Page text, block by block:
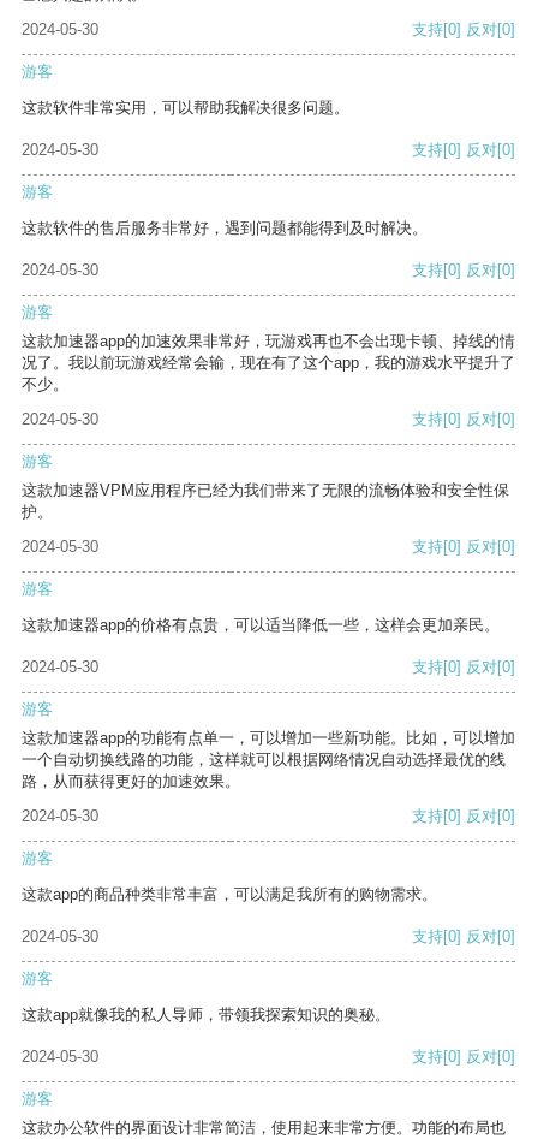
2024-05-30
支持[0] 反对[0]
游客
这款软件非常实用，可以帮助我解决很多问题。
2024-05-30 支持[0] 反对[0]
游客
这款软件的售后服务非常好，遇到问题都能得到及时解决。
2024-05-30 支持[0] 反对[0]
游客
这款加速器app的加速效果非常好，玩游戏再也不会出现卡顿、掉线的情
况了。我以前玩游戏经常会输，现在有了这个app，我的游戏水平提升了
不少。
2024-05-30
支持[0] 反对[0]
游客
这款加速器VPM应用程序已经为我们带来了无限的流畅体验和安全性保
护。
2024-05-30
支持[0] 反对[0]
游客
这款加速器app的价格有点贵，可以适当降低一些，这样会更加亲民。
2024-05-30 支持[0] 反对[0]
游客
这款加速器app的功能有点单一，可以增加一些新功能。比如，可以增加
一个自动切换线路的功能，这样就可以根据网络情况自动选择最优的线
路，从而获得更好的加速效果。
2024-05-30
支持[0] 反对[0]
游客
这款app的商品种类非常丰富，可以满足我所有的购物需求。
2024-05-30 支持[0] 反对[0]
游客
这款app就像我的私人导师，带领我探索知识的奥秘。
2024-05-30 支持[0] 反对[0]
游客
这款办公软件的界面设计非常简洁，使用起来非常方便。功能的布局也